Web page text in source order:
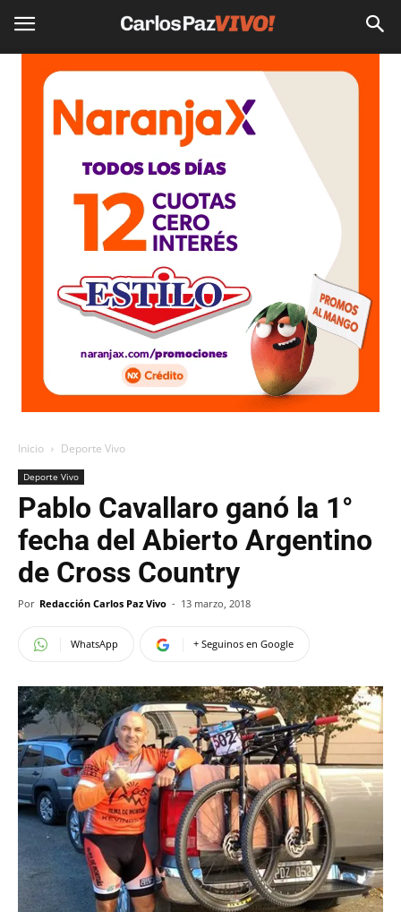
Inicio Deporte Vivo
Deporte Vivo
Pablo Cavallaro ganó la 1°
fecha del Abierto Argentino
de Cross Country
Por Redacción Carlos Paz Vivo - 13 marzo, 2018
WhatsApp + Seguinos en Google